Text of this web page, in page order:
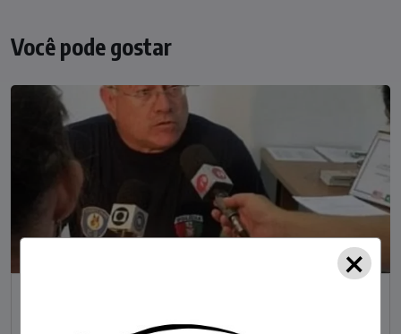
Você pode gostar
×